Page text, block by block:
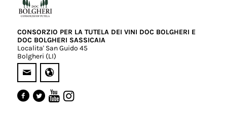
CONSORZIO PER LA TUTELA DEI VINI DOC BOLGHERI E
DOC BOLGHERI SASSICAIA
Localita' San Guido 45
Bolgheri (LI)